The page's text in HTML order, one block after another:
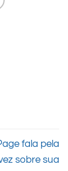
fala pela
sobre sua